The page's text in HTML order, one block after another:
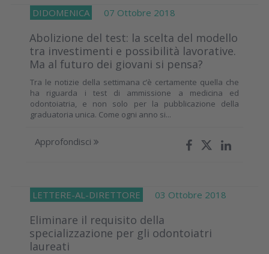
DIDOMENICA 07 Ottobre 2018
Abolizione del test: la scelta del modello
tra investimenti e possibilità lavorative.
Ma al futuro dei giovani si pensa?
Tra le notizie della settimana c’è certamente quella che
ha riguarda i test di ammissione a medicina ed
odontoiatria, e non solo per la pubblicazione della
graduatoria unica. Come ogni anno si...
Approfondisci
LETTERE-AL-DIRETTORE 03 Ottobre 2018
Eliminare il requisito della
specializzazione per gli odontoiatri
laureati